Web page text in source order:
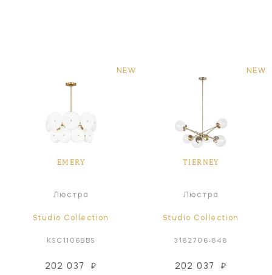
NEW
EMERY
Люстра
Studio Collection
KSC1106BBS
202 037 ₽
NEW
TIERNEY
Люстра
Studio Collection
3182706-848
202 037 ₽